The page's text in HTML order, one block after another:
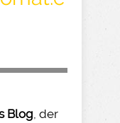
Blog , der